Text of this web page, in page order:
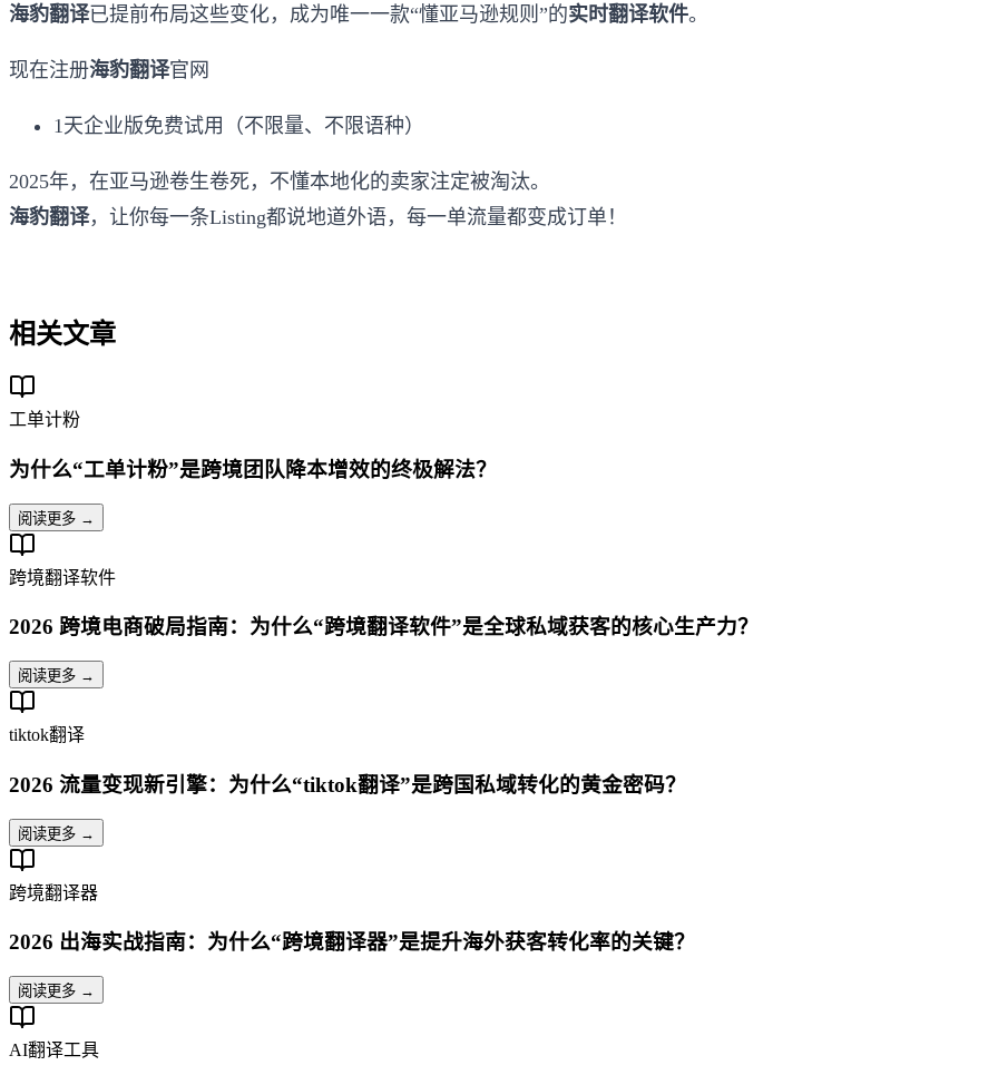
海豹翻译已提前布局这些变化，成为唯一一款“懂亚马逊规则”的实时翻译软件。
现在注册海豹翻译官网
1天企业版免费试用（不限量、不限语种）
2025年，在亚马逊卷生卷死，不懂本地化的卖家注定被淘汰。
海豹翻译，让你每一条Listing都说地道外语，每一单流量都变成订单！
相关文章
工单计粉
为什么“工单计粉”是跨境团队降本增效的终极解法？
阅读更多 →
跨境翻译软件
2026 跨境电商破局指南：为什么“跨境翻译软件”是全球私域获客的核心生产力？
阅读更多 →
tiktok翻译
2026 流量变现新引擎：为什么“tiktok翻译”是跨国私域转化的黄金密码？
阅读更多 →
跨境翻译器
2026 出海实战指南：为什么“跨境翻译器”是提升海外获客转化率的关键？
阅读更多 →
AI翻译工具